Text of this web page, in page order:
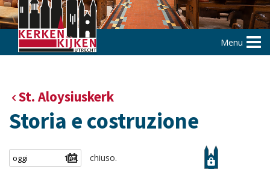
Menu
St. Aloysiuskerk
Storia e costruzione
chiuso.